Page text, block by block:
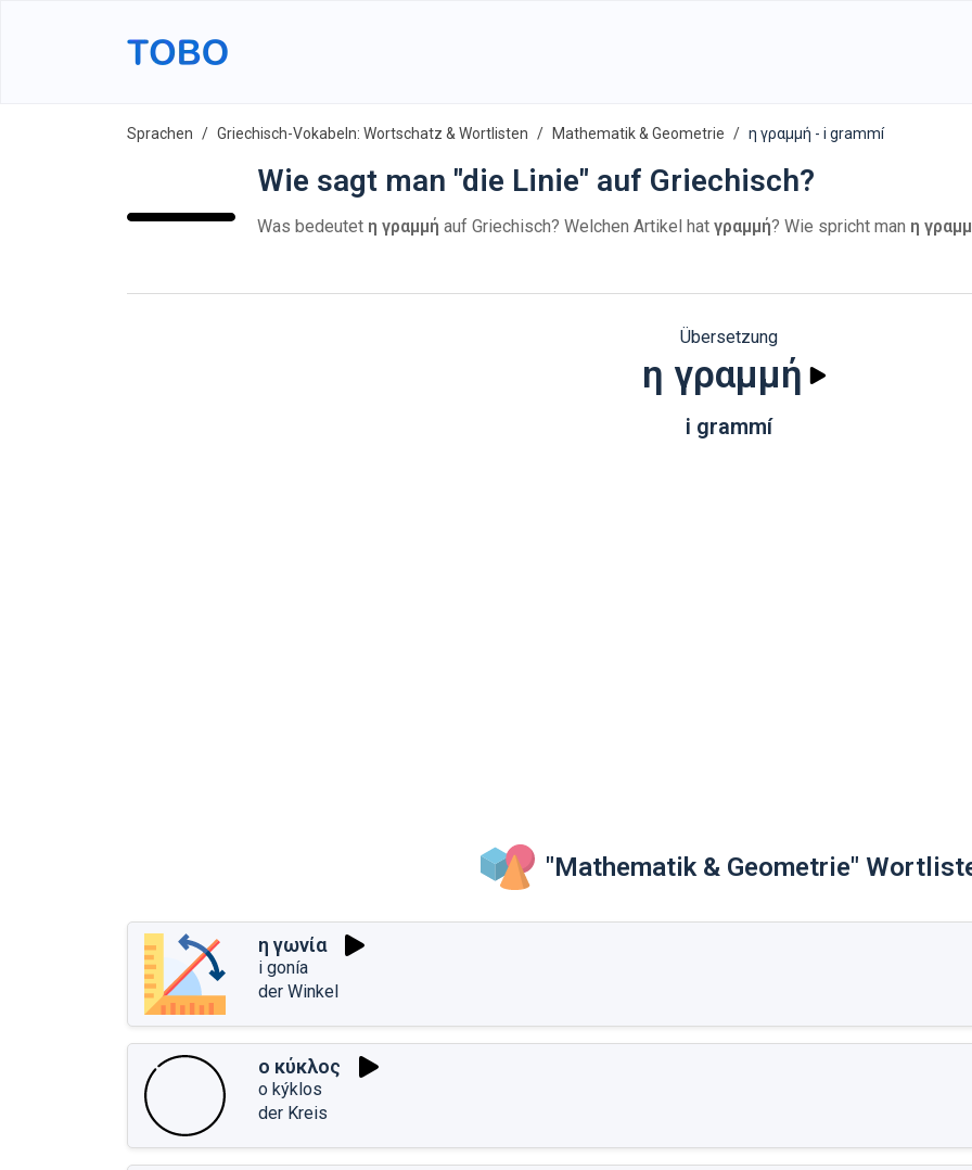
Sprachen Griechisch-Vokabeln: Wortschatz & Wortlisten Mathematik & Geometrie η γραμμή - i grammí
Wie sagt man "die Linie" auf Griechisch?
Was bedeutet η γραμμή auf Griechisch? Welchen Artikel hat γραμμή? Wie spricht man η
Übersetzung
η γραμμή
i grammí
"Mathematik & Geometrie"
η γωνία
i gonía
der Winkel
ο κύκλος
o kýklos
der Kreis